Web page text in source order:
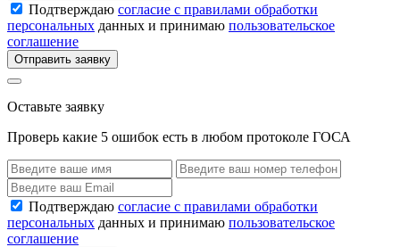
Подтверждаю согласие с правилами обработки
персональных данных и принимаю пользовательское
соглашение
Отправить заявку
Оставьте заявку
Проверь какие 5 ошибок есть в любом протоколе ГОСА
Подтверждаю согласие с правилами обработки
персональных данных и принимаю пользовательское
соглашение